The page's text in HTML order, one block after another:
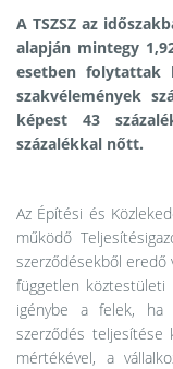
A TSZSZ az
alapján mintegy
esetben folytattak
szakvélemények
képest 43
százalékkal nőtt.
Az Építési és
működő
szerződésekből eredő
független köztestületi
igénybe a felek, ha
szerződés teljesítése
mértékével, a